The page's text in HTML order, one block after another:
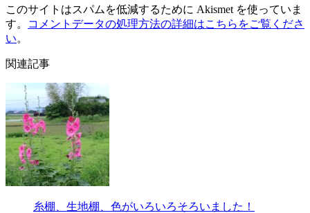
このサイトはスパムを低減するために Akismet を使っていま
す。
コメントデータの処理方法の詳細はこちらをご覧くださ
い。
関連記事
糸棚、生地棚、色がいろいろそろいました！